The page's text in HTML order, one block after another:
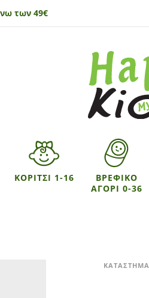
των 49€
ΚΟΡΙΤΣΙ 1-16
ΒΡΕΦΙΚΟ
ΑΓΟΡΙ 0-36
ΚΑΤΑΣΤΗΜΑ